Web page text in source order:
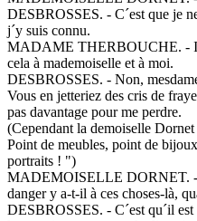
DESBROSSES. - C´est que je
j´y suis connu.
MADAME THERBOUCHE. - Il
cela à mademoiselle et à moi.
DESBROSSES. - Non,
Vous en jetteriez des cris de
pas davantage pour me perdre.
(Cependant la demoiselle
Point de meubles, point de
portraits ! ")
MADEMOISELLE DORNET. -
danger y a-t-il à ces choses-là,
DESBROSSES. - C´est qu´il